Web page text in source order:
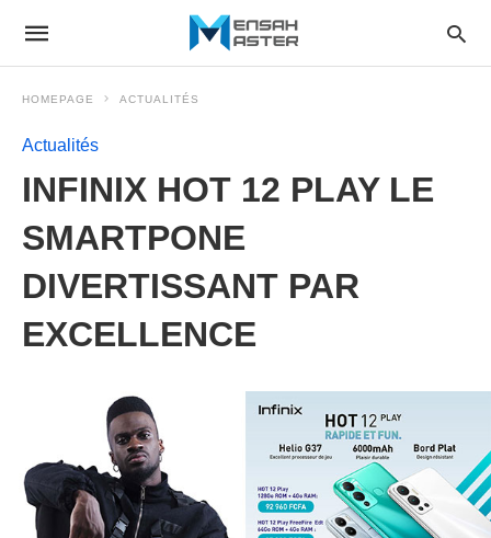
HOMEPAGE ACTUALITÉS
Actualités
INFINIX HOT 12 PLAY LE
SMARTPONE
DIVERTISSANT PAR
EXCELLENCE